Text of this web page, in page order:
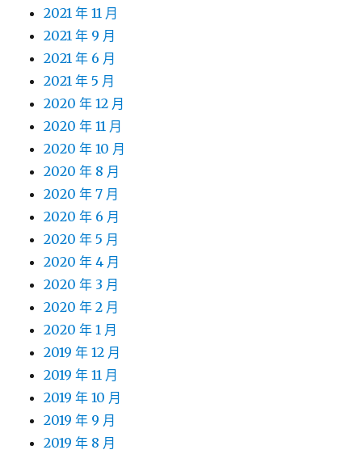
2021 年 11 月
2021 年 9 月
2021 年 6 月
2021 年 5 月
2020 年 12 月
2020 年 11 月
2020 年 10 月
2020 年 8 月
2020 年 7 月
2020 年 6 月
2020 年 5 月
2020 年 4 月
2020 年 3 月
2020 年 2 月
2020 年 1 月
2019 年 12 月
2019 年 11 月
2019 年 10 月
2019 年 9 月
2019 年 8 月